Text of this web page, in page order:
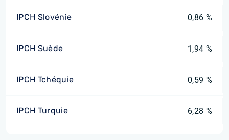
IPCH Slovénie 0,86 %
IPCH Suède 1,94 %
IPCH Tchéquie 0,59 %
IPCH Turquie 6,28 %